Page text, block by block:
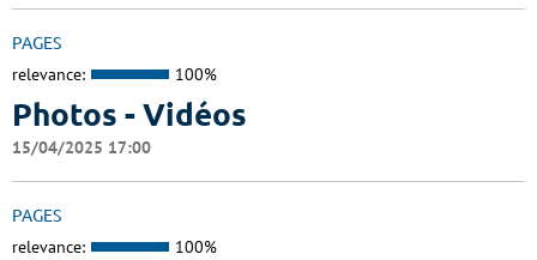
PAGES
relevance: 100%
Photos - Vidéos
15/04/2025 17:00
PAGES
relevance: 100%